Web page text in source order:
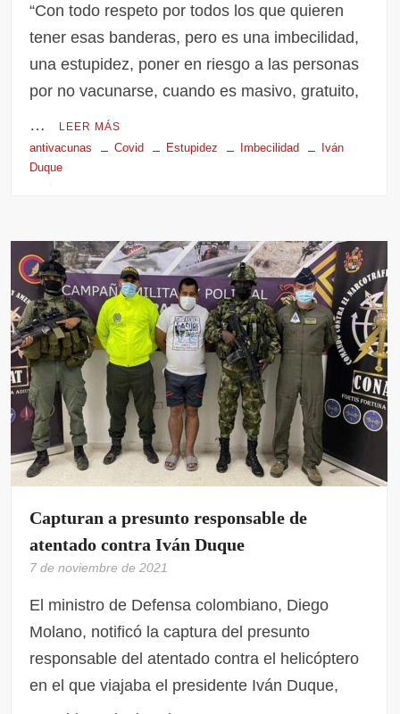
“Con todo respeto por todos los que quieren
tener esas banderas, pero es una imbecilidad,
una estupidez, poner en riesgo a las personas
por no vacunarse, cuando es masivo, gratuito,
…
LEER MÁS
antivacunas Covid Estupidez Imbecilidad
Iván
Duque
Capturan a presunto responsable de
atentado contra Iván Duque
7 de noviembre de 2021
El ministro de Defensa colombiano, Diego
Molano, notificó la captura del presunto
responsable del atentado contra el helicóptero
en el que viajaba el presidente Iván Duque,